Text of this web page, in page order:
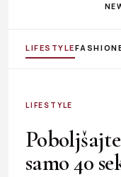
LIFESTYLEFASHION
LIFESTYLE
samo 40